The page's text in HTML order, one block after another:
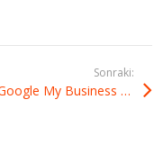
yazılar
Sonraki:
Google My Business Listeleme Özelliğiyle İlgili İpuçları